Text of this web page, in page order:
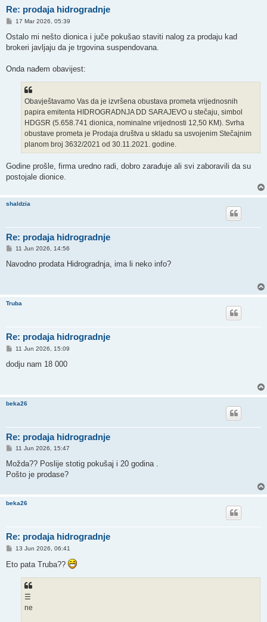
Re: prodaja hidrogradnje
P
s
17 Mar 2026, 05:39
Ostalo mi nešto dionica i juče pokušao staviti nalog za prodaju kad
brokeri javljaju da je trgovina suspendovana.
Onda nađem obavijest:
Obavještavamo Vas da je izvršena obustava prometa vrijednosnih
papira emitenta HIDROGRADNJA DD SARAJEVO u stečaju, simbol
HDGSR (5.658.741 dionica, nominalne vrijednosti 12,50 KM). Svrha
obustave prometa je Prodaja društva u skladu sa usvojenim Stečajnim
planom broj 3632/2021 od 30.11.2021. godine.
Godine prošle, firma uredno radi, dobro zarađuje ali svi zaboravili da su
postojale dionice.
shaldzia
Re: prodaja hidrogradnje
P
s
11 Jun 2026, 14:56
Navodno prodata Hidrogradnja, ima li neko info?
Truba
Re: prodaja hidrogradnje
P
s
11 Jun 2026, 15:09
dodju nam 18 000
beka26
Re: prodaja hidrogradnje
P
s
11 Jun 2026, 15:47
Možda?? Poslije stotig pokušaj i 20 godina .
Pošto je prodase?
beka26
Re: prodaja hidrogradnje
P
s
t
13 Jun 2026, 06:41
Eto pata Truba??
☰
ne